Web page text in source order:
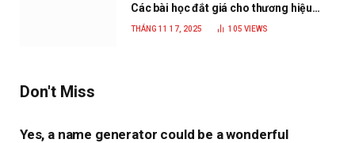
Các bài học đắt giá cho thương hiệu
năm 2025
THÁNG 11 17, 2025 105 VIEWS
Don't Miss
Yes, a name generator could be a wonderful